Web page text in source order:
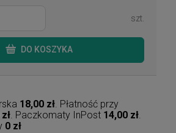
szt.
DO KOSZYKA
18,00 zł . Płatność przy
. Paczkomaty InPost 14,00 zł
0 zł